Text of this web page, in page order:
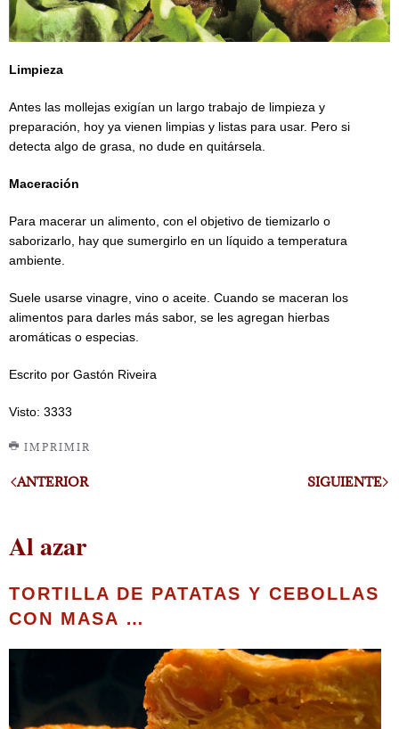
Limpieza
Antes las mollejas exigían un largo trabajo de limpieza y
preparación, hoy ya vienen limpias y listas para usar. Pero si
detecta algo de grasa, no dude en quitársela.
Maceración
Para macerar un alimento, con el objetivo de tiemizarlo o
saborizarlo, hay que sumergirlo en un líquido a temperatura
ambiente.
Suele usarse vinagre, vino o aceite. Cuando se maceran los
alimentos para darles más sabor, se les agregan hierbas
aromáticas o especias.
Escrito por Gastón Riveira
Visto: 3333
IMPRIMIR
ANTERIOR SIGUIENTE
Al azar
TORTILLA DE PATATAS Y CEBOLLAS
CON MASA …